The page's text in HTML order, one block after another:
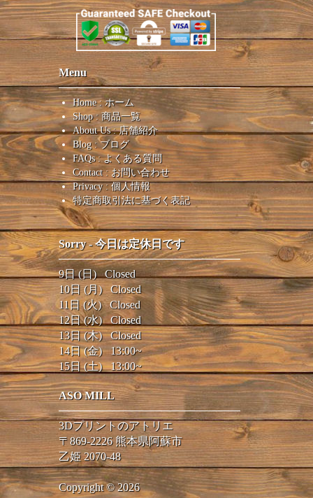
Menu
Home : ホーム
Shop : 商品一覧
About Us : 店舗紹介
Blog : ブログ
FAQs : よくある質問
Contact : お問い合わせ
Privacy : 個人情報
特定商取引法に基づく表記
Sorry - 今日は定休日です
9日 (日) Closed
10日 (月) Closed
11日 (火) Closed
12日 (水) Closed
13日 (木) Closed
14日 (金) 13:00~
15日 (土) 13:00~
ASO MILL
3Dプリントのアトリエ
〒869-2226 熊本県阿蘇市
乙姫 2070-48
Copyright © 2026